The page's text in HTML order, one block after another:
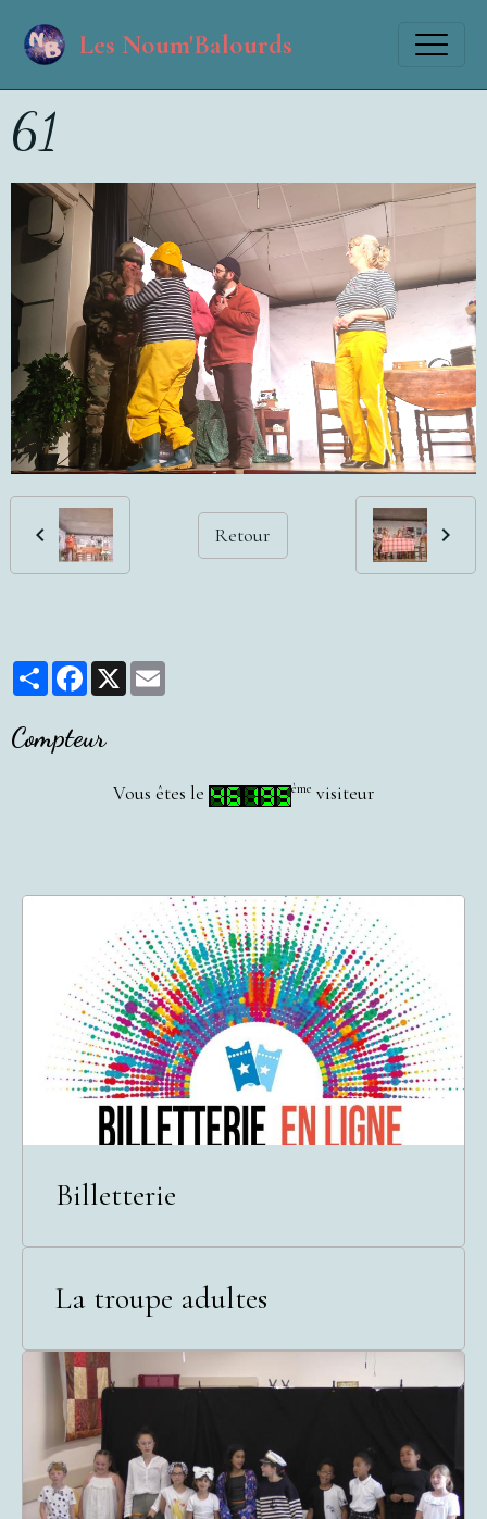
Les Noum'Balourds
61
Retour
PartagerFacebook
X
Compteur
Vous êtes le ème visiteur
Billetterie
La troupe adultes